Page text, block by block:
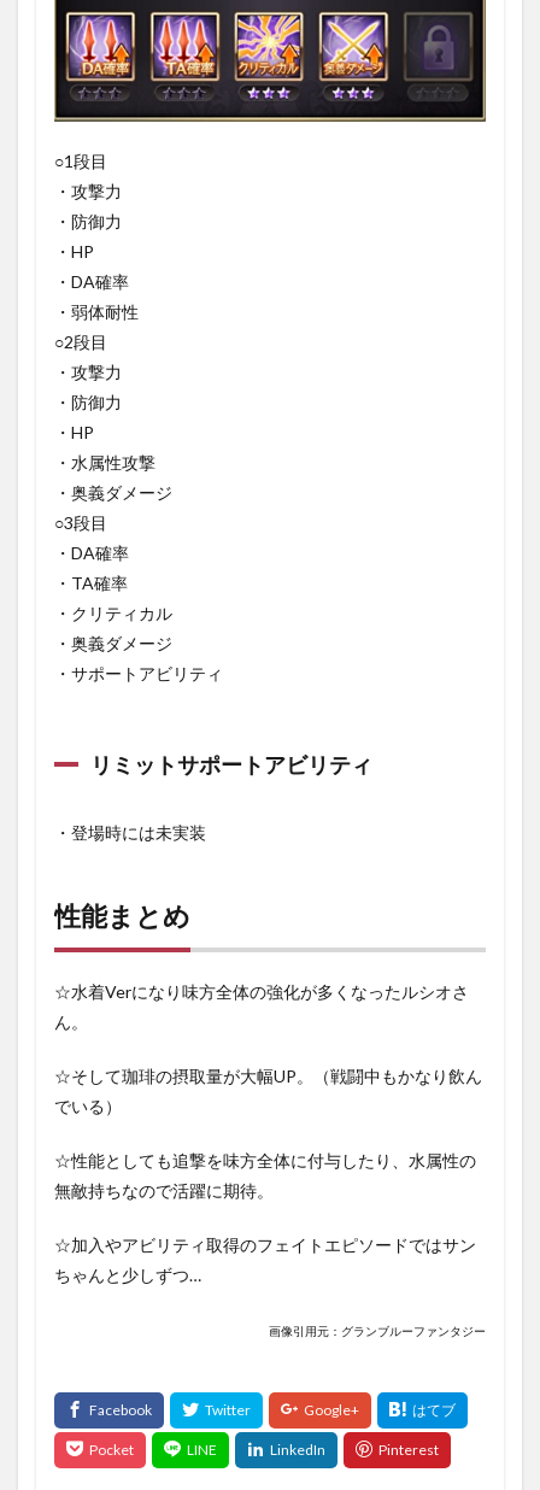
○1段目
・攻撃力
・防御力
・HP
・DA確率
・弱体耐性
○2段目
・攻撃力
・防御力
・HP
・水属性攻撃
・奥義ダメージ
○3段目
・DA確率
・TA確率
・クリティカル
・奥義ダメージ
・サポートアビリティ
リミットサポートアビリティ
・登場時には未実装
性能まとめ
☆水着Verになり味方全体の強化が多くなったルシオさ
ん。
☆そして珈琲の摂取量が大幅UP。（戦闘中もかなり飲ん
でいる）
☆性能としても追撃を味方全体に付与したり、水属性の
無敵持ちなので活躍に期待。
☆加入やアビリティ取得のフェイトエピソードではサン
ちゃんと少しずつ…
画像引用元：グランブルーファンタジー